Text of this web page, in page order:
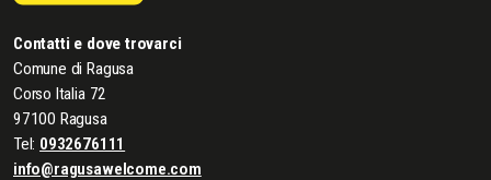
Contatti e dove trovarci
Comune di Ragusa
Corso Italia 72
97100 Ragusa
Tel: 0932676111
info@ragusawelcome.com